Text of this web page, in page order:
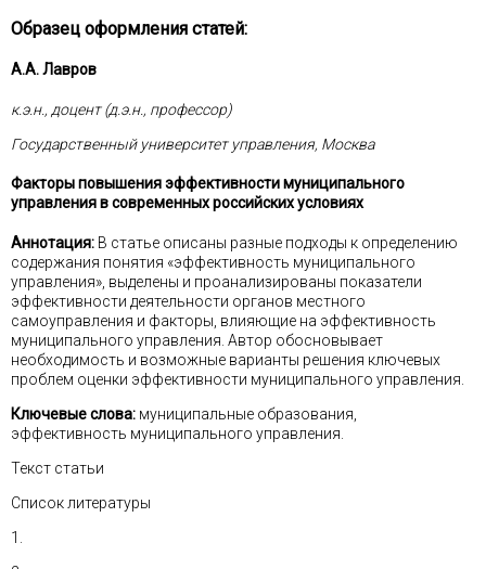
Образец оформления статей:
А.А. Лавров
к.э.н., доцент (д.э.н., профессор)
Государственный университет управления, Москва
Факторы повышения эффективности муниципального
управления в современных российских условиях
Аннотация: В статье описаны разные подходы к определению
содержания понятия «эффективность муниципального
управления», выделены и проанализированы показатели
эффективности деятельности органов местного
самоуправления и факторы, влияющие на эффективность
муниципального управления. Автор обосновывает
необходимость и возможные варианты решения ключевых
проблем оценки эффективности муниципального управления.
Ключевые слова: муниципальные образования,
эффективность муниципального управления.
Текст статьи
Список литературы
1.